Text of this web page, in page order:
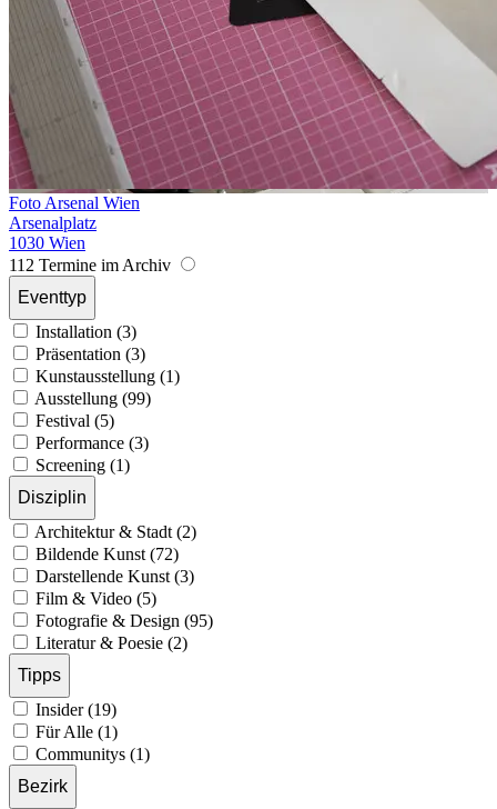
Foto Arsenal Wien
Arsenalplatz
1030 Wien
112 Termine im Archiv
Eventtyp
Installation (3)
Präsentation (3)
Kunstausstellung (1)
Ausstellung (99)
Festival (5)
Performance (3)
Screening (1)
Disziplin
Architektur & Stadt (2)
Bildende Kunst (72)
Darstellende Kunst (3)
Film & Video (5)
Fotografie & Design (95)
Literatur & Poesie (2)
Tipps
Insider (19)
Für Alle (1)
Communitys (1)
Bezirk